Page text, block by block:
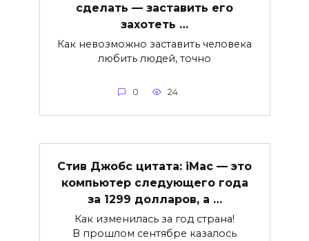
сделать — заставить его
захотеть …
Как невозможно заставить человека
любить людей, точно
0 24
Стив Джобс цитата: iMac — это
компьютер следующего года
за 1299 долларов, а …
Как изменилась за год страна!
В прошлом сентябре казалось